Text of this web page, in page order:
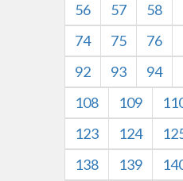
56
57 58
74
75 76
92
93 94
108
109
123
124
138
139